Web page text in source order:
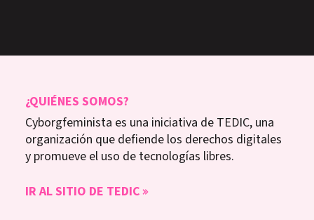
¿QUIÉNES SOMOS?
Cyborgfeminista es una iniciativa de TEDIC, una
organización que defiende los derechos digitales
y promueve el uso de tecnologías libres.
IR AL SITIO DE TEDIC